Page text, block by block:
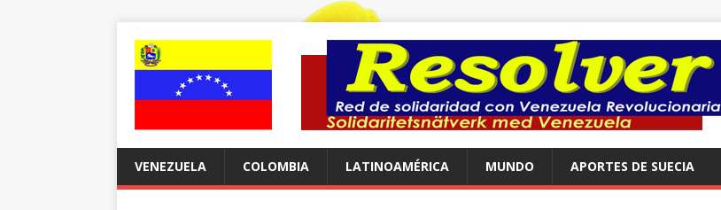
VENEZUELA COLOMBIA LATINOAMÉRICA MUNDO APORTES DE SUECIA